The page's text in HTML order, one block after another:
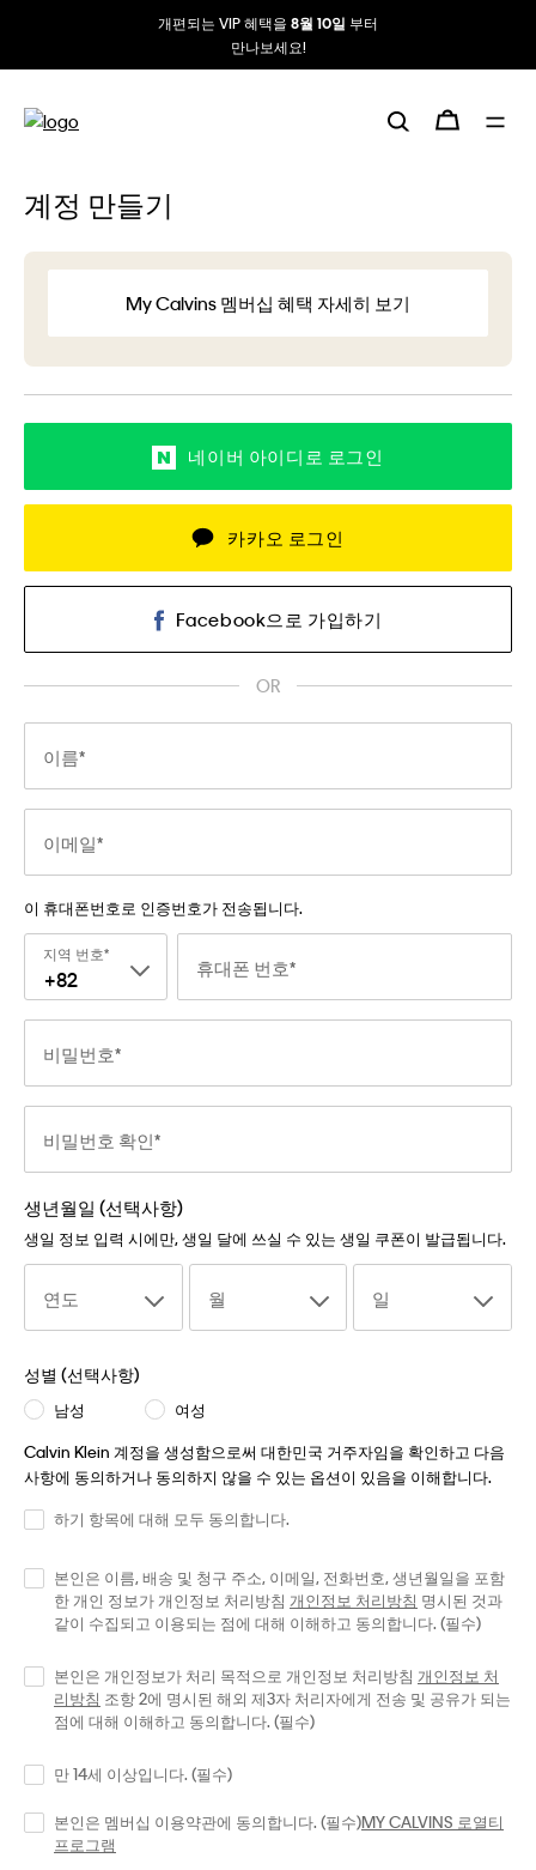
개편되는 VIP 혜택을 8월 10일 부터
만나보세요!
계정 만들기
My Calvins 멤버십 혜택 자세히 보기
네이버 아이디로 로그인
카카오 로그인
Facebook으로 가입하기
OR
이름
이메일
이 휴대폰번호로 인증번호가 전송됩니다.
지역 번호
+82 휴대폰 번호
비밀번호
비밀번호 확인
생년월일 (선택사항)
생일 정보 입력 시에만, 생일 달에 쓰실 수 있는 생일 쿠폰이 발급됩니다.
연도 월 일
성별 (선택사항)
남성 여성
Calvin Klein 계정을 생성함으로써 대한민국 거주자임을 확인하고 다음
사항에 동의하거나 동의하지 않을 수 있는 옵션이 있음을 이해합니다.
하기 항목에 대해 모두 동의합니다.
본인은 이름, 배송 및 청구 주소, 이메일, 전화번호, 생년월일을 포함
한 개인 정보가 개인정보 처리방침 개인정보 처리방침 명시된 것과
같이 수집되고 이용되는 점에 대해 이해하고 동의합니다. (필수)
본인은 개인정보가 처리 목적으로 개인정보 처리방침 개인정보 처
리방침 조항 2에 명시된 해외 제3자 처리자에게 전송 및 공유가 되는
점에 대해 이해하고 동의합니다. (필수)
만 14세 이상입니다. (필수)
본인은 멤버십 이용약관에 동의합니다. (필수)MY CALVINS 로열티
프로그램